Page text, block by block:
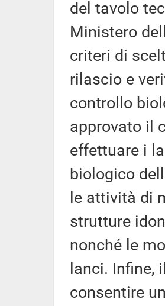
del tavolo
Ministero
criteri di
rilascio e
controllo
approvato il
effettuare i
biologico
le attività di
strutture
nonché le
lanci. Infine,
consentire